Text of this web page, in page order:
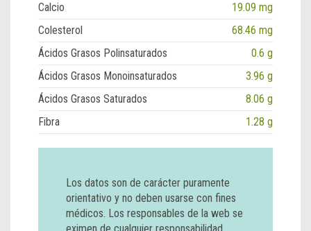
Calcio
19.09 mg
Colesterol
68.46 mg
Ácidos Grasos Polinsaturados
0.6 g
Ácidos Grasos Monoinsaturados
3.96 g
Ácidos Grasos Saturados
8.06 g
Fibra
1.28 g
Los datos son de carácter puramente
orientativo y no deben usarse con fines
médicos. Los responsables de la web se